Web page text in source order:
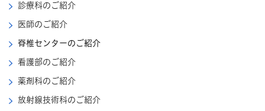
診療科のご紹介
医師のご紹介
脊椎センターのご紹介
看護部のご紹介
薬剤科のご紹介
放射線技術科のご紹介